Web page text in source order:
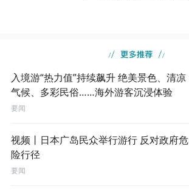
入境游“热力值”持续飙升 绝美景色、清凉
气候、多彩民俗……海外游客沉浸体验
要闻
视频丨日本广岛民众举行游行 反对政府危
险行径
要闻